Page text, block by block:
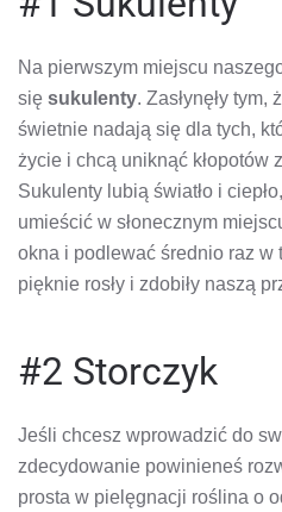
Na pierwszym miejscu
się sukulenty. Zasłynęły tym,
świetnie nadają się dla tych,
życie i chcą uniknąć kłopotów
Sukulenty lubią światło i
umieścić w słonecznym
okna i podlewać średnio raz w
pięknie rosły i zdobiły naszą
#2 Storczyk
Jeśli chcesz wprowadzić do
zdecydowanie powinieneś
prosta w pielęgnacji roślina o